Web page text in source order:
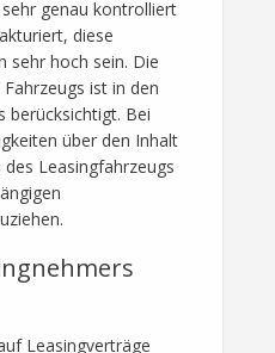
genau kontrolliert
diese
sehr hoch sein. Die
ist in den
berücksichtigt. Bei
über den Inhalt
Leasingfahrzeugs
Leasingverträge